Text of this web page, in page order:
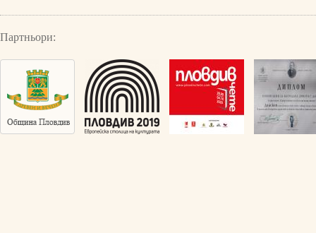
Партньори: